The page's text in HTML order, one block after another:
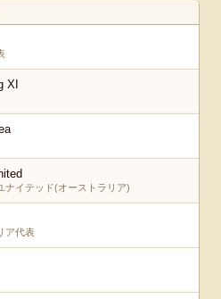
XI
ナイテッド(オーストラリア)
ア代表